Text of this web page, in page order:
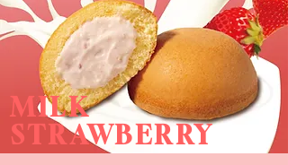
MILK
STRAWBERRY